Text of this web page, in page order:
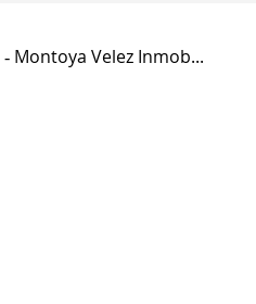
- Montoya Velez Inmob...